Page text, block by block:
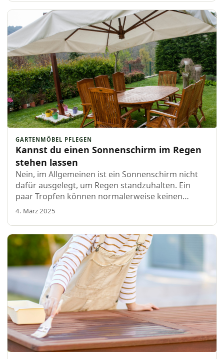
GARTENMÖBEL PFLEGEN
Kannst du einen Sonnenschirm im Regen
stehen lassen
Nein, im Allgemeinen ist ein Sonnenschirm nicht
dafür ausgelegt, um Regen standzuhalten. Ein
paar Tropfen können normalerweise keinen
Schaden anrichten, also wenn du unerwartet in
das Haus verlässt…
4. März 2025